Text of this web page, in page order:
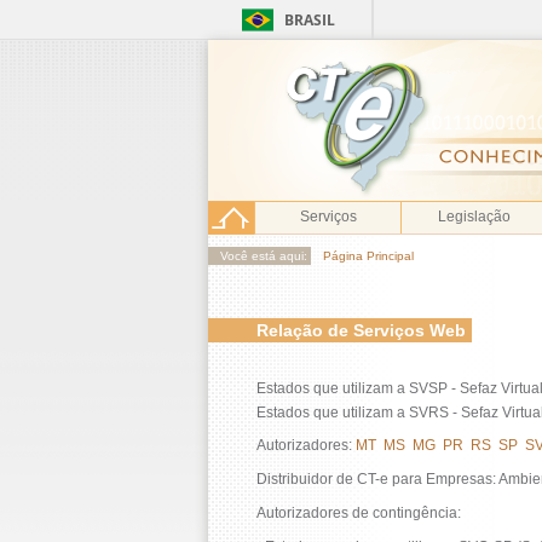
BRASIL
Serviços Legislação
Você está aqui: Página Principal
Relação de Serviços Web
Estados que utilizam a SVSP - Sefaz
Estados que utilizam a SVRS - Sefaz
Autorizadores: MT MS MG PR RS SP
Distribuidor de CT-e para Empresas:
Autorizadores de contingência: